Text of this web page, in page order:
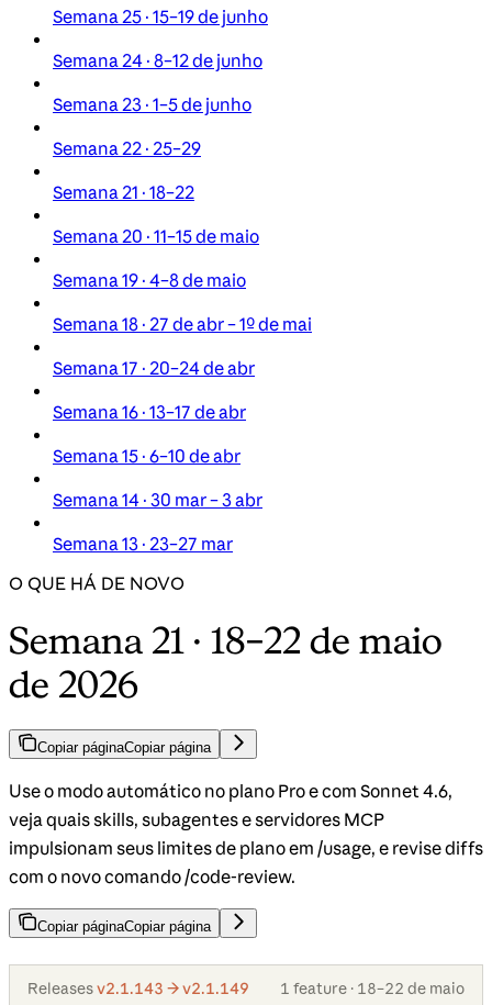
Semana 25 · 15–19 de junho
Semana 24 · 8–12 de junho
Semana 23 · 1–5 de junho
Semana 22 · 25–29
Semana 21 · 18–22
Semana 20 · 11–15 de maio
Semana 19 · 4–8 de maio
Semana 18 · 27 de abr – 1º de mai
Semana 17 · 20–24 de abr
Semana 16 · 13–17 de abr
Semana 15 · 6–10 de abr
Semana 14 · 30 mar – 3 abr
Semana 13 · 23–27 mar
O QUE HÁ DE NOVO
Semana 21 · 18–22 de maio
de 2026
Copiar páginaCopiar página
Use o modo automático no plano Pro e com Sonnet 4.6,
veja quais skills, subagentes e servidores MCP
impulsionam seus limites de plano em /usage, e revise diffs
com o novo comando /code-review.
Copiar páginaCopiar página
Releasesv2.1.143 → v2.1.149 1 feature · 18–22 de maio